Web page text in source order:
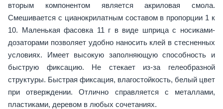
вторым компонентом является акриловая смола.
Смешивается с цианокрилатным составом в пропорции 1 к
10. Маленькая фасовка 11 г в виде шприца с носиками-
дозаторами позволяет удобно наносить клей в стесненных
условиях. Имеет высокую заполняющую способность и
быструю фиксацию. Не стекает из-за гелеобразной
структуры. Быстрая фиксация, влагостойкость, белый цвет
при отверждении. Отлично справляется с металлами,
пластиками, деревом в любых сочетаниях.